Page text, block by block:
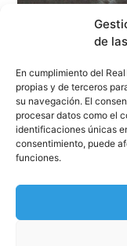
de
En cumplimiento del
propias y de terceros
su navegación. El
procesar datos como el
identificaciones únicas
consentimiento, puede
funciones.
«Money» de
ECHOES OF